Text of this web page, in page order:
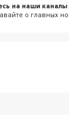
на наши каналы
о главных